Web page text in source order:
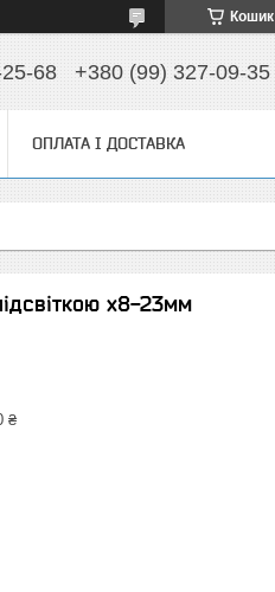
Кошик
68 +380 (99) 327-09-35
ОПЛАТА І ДОСТАВКА
х8-23мм
₴